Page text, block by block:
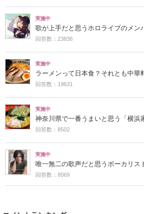
実施中
歌が上手だと思うホロライブのメン
回答数：23836
実施中
ラーメンって日本食？それとも中華
回答数：19631
実施中
神奈川県で一番うまいと思う「横浜
回答数：8502
実施中
唯一無二の歌声だと思うボーカリス
回答数：8069